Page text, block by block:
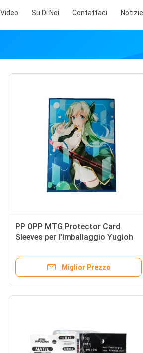
Video Su Di Noi Contattaci Notizie
PP OPP MTG Protector Card
Sleeves per l'imballaggio Yugioh
Miglior Prezzo